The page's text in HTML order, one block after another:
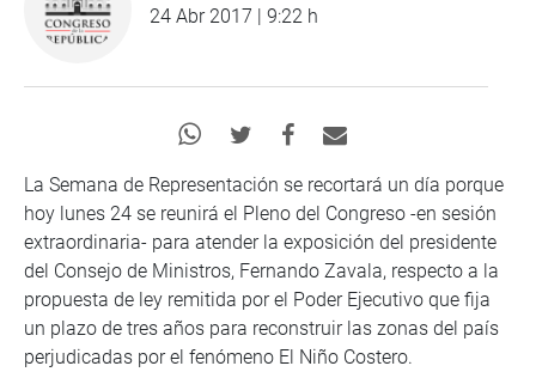
24 Abr 2017 | 9:22 h
La Semana de Representación se recortará un día porque
hoy lunes 24 se reunirá el Pleno del Congreso -en sesión
extraordinaria- para atender la exposición del presidente
del Consejo de Ministros, Fernando Zavala, respecto a la
propuesta de ley remitida por el Poder Ejecutivo que fija
un plazo de tres años para reconstruir las zonas del país
perjudicadas por el fenómeno El Niño Costero.